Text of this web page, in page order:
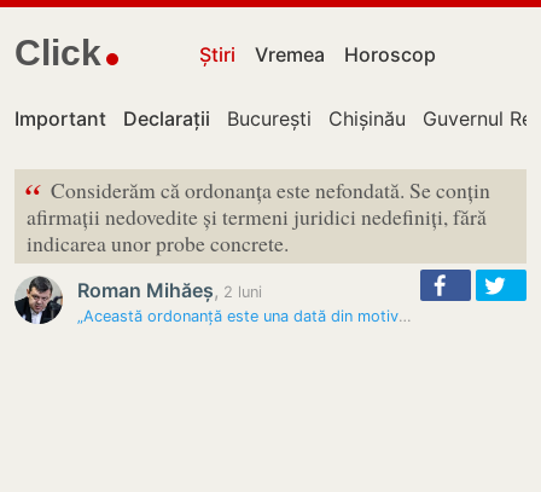
Click Știri Vremea Horoscop
Important Declarații București Chișinău Guvernul
“ Considerăm că ordonanța este nefondată. Se conțin
afirmații nedovedite și termeni juridici nedefiniți, fără
indicarea unor probe concrete.
Roman Mihăeș, 2 luni
„Această ordonanță este una dată din motive de presiune publică”:…